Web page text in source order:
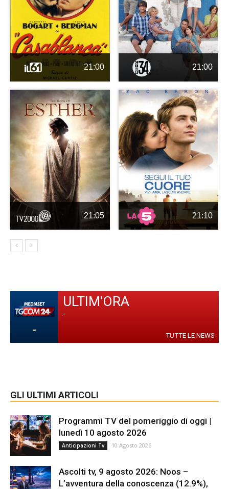
21:00 21:00
21:05 21:10
-
ULTIM'ORA
-
TUTTE LE NEWS
GLI ULTIMI ARTICOLI
Programmi TV del pomeriggio di oggi |
lunedì 10 agosto 2026
Anticipazioni Tv 10 Agosto 2026
Ascolti tv, 9 agosto 2026: Noos –
L’avventura della conoscenza (12.9%),